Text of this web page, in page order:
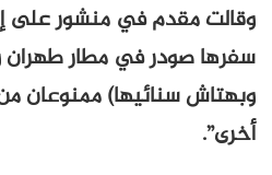
وقالت مقدم في منشور على
سفرها صودر في مطار طهران
وبهتاش سنائيها) ممنوعان من
أخرى”.